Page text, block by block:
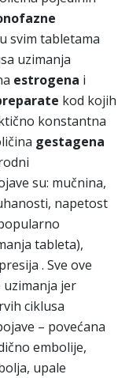
svim tabletama
uzimanja
estrogena i
kod kojih
konstantna
gestagena
su: mučnina,
napetost
tableta),
. Sve ove
jer
ciklusa
– povećana
embolije,
upale